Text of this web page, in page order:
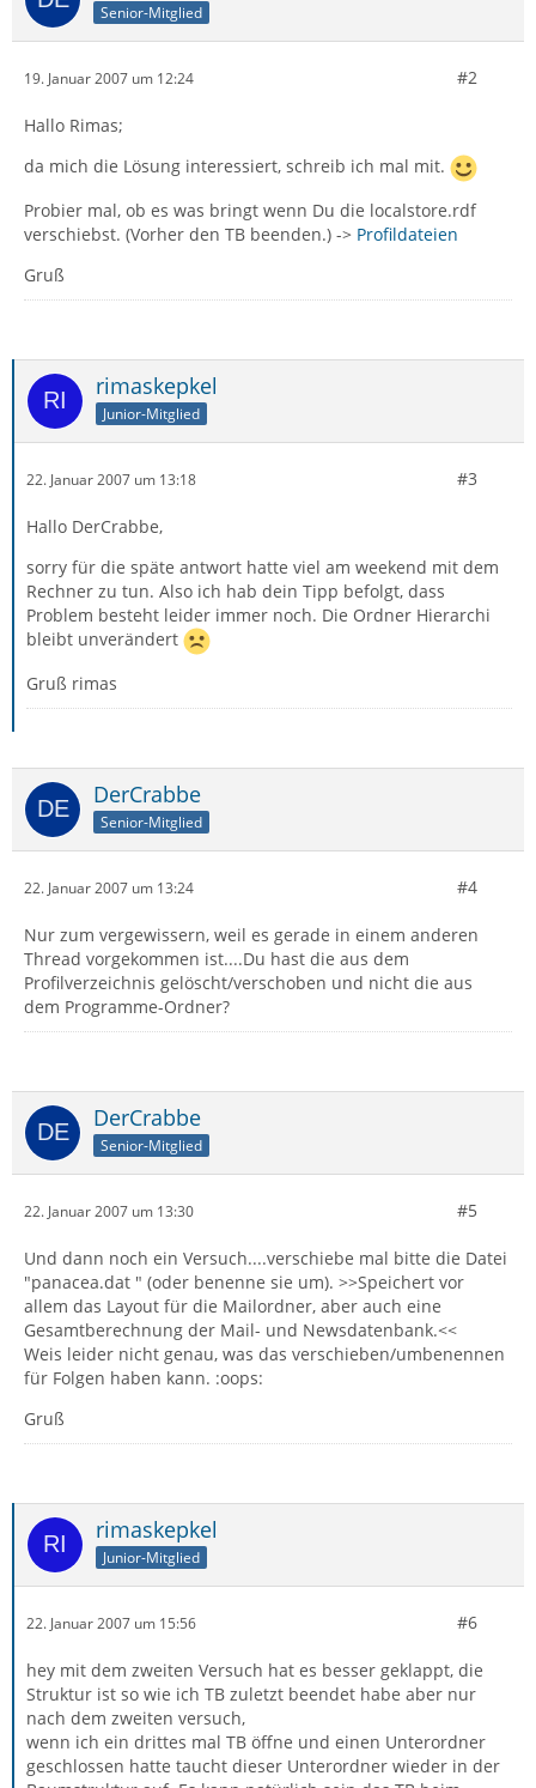
Senior-Mitglied
19. Januar 2007 um 12:24 #2
Hallo Rimas;
da mich die Lösung interessiert, schreib ich mal mit.
Probier mal, ob es was bringt wenn Du die localstore.rdf
verschiebst. (Vorher den TB beenden.) -> Profildateien
Gruß
rimaskepkel
Junior-Mitglied
22. Januar 2007 um 13:18 #3
Hallo DerCrabbe,
sorry für die späte antwort hatte viel am weekend mit dem
Rechner zu tun. Also ich hab dein Tipp befolgt, dass
Problem besteht leider immer noch. Die Ordner Hierarchi
bleibt unverändert
Gruß rimas
DerCrabbe
Senior-Mitglied
22. Januar 2007 um 13:24 #4
Nur zum vergewissern, weil es gerade in einem anderen
Thread vorgekommen ist....Du hast die aus dem
Profilverzeichnis gelöscht/verschoben und nicht die aus
dem Programme-Ordner?
DerCrabbe
Senior-Mitglied
22. Januar 2007 um 13:30 #5
Und dann noch ein Versuch....verschiebe mal bitte die Datei
"panacea.dat " (oder benenne sie um). >>Speichert vor
allem das Layout für die Mailordner, aber auch eine
Gesamtberechnung der Mail- und Newsdatenbank.<<
Weis leider nicht genau, was das verschieben/umbenennen
für Folgen haben kann. :oops:
Gruß
rimaskepkel
Junior-Mitglied
22. Januar 2007 um 15:56 #6
hey mit dem zweiten Versuch hat es besser geklappt, die
Struktur ist so wie ich TB zuletzt beendet habe aber nur
nach dem zweiten versuch,
wenn ich ein drittes mal TB öffne und einen Unterordner
geschlossen hatte taucht dieser Unterordner wieder in der